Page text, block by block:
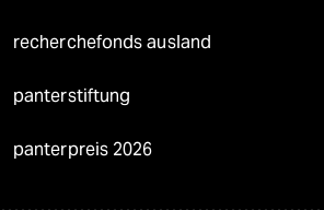
recherchefonds ausland
panterstiftung
panterpreis 2026